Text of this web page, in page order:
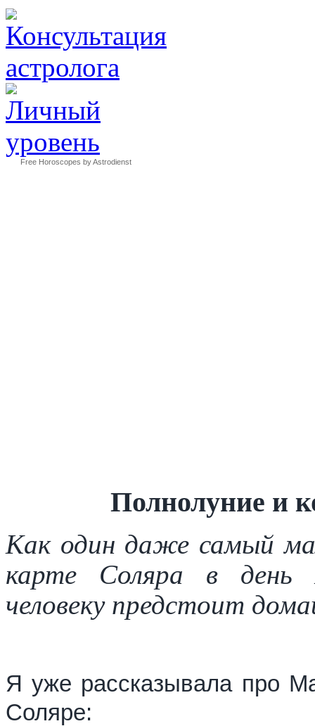
Free Horoscopes by Astrodienst
Полнолуние и
Как один даже самый
карте Соляра в день
человеку предстоит
Я уже рассказывала про
Соляре: